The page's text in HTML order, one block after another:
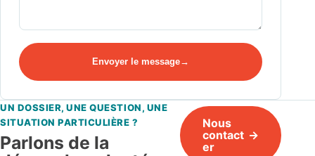
Envoyer le message
UN DOSSIER, UNE QUESTION, UNE
SITUATION PARTICULIÈRE ?
Parlons de la
Nous
contact
er